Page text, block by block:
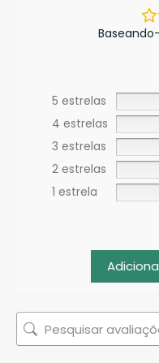
5 estrelas
4 estrelas
3 estrelas
2 estrelas
1 estrela